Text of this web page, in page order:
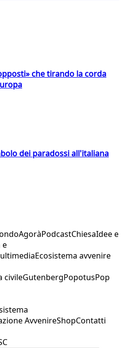
che tirando la corda
dei paradossi all'italiana
AgoràPodcastChiesaIdee e
e
Ecosistema avvenire
civileGutenbergPopotusPop
AvvenireShopContatti